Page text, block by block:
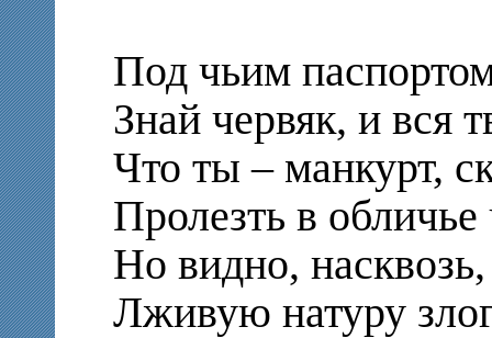
Под чьим
Знай червяк, и вся
Что ты – манкурт,
Пролезть в
Но видно,
Лживую натуру